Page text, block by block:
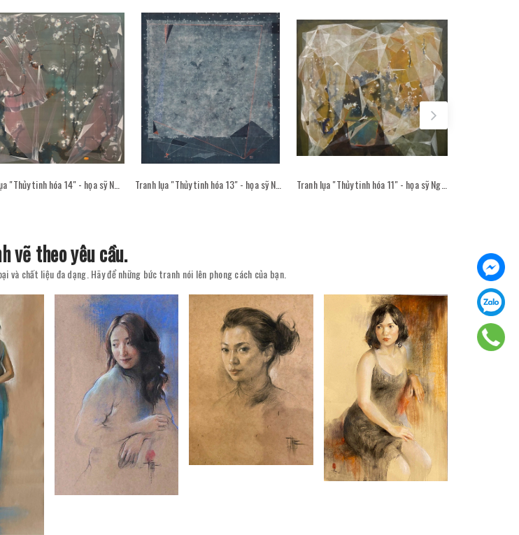
vẽ theo yêu cầu.
và chất liệu đa dạng. Hãy để những bức tranh nói lên phong cách của bạn.